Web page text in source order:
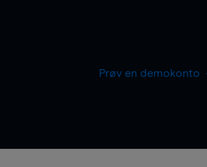
Prøv en demokonto